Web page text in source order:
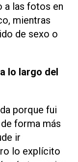
a las fotos en
mientras
de sexo o
lo largo del
porque fui
forma más
ir
lo explícito